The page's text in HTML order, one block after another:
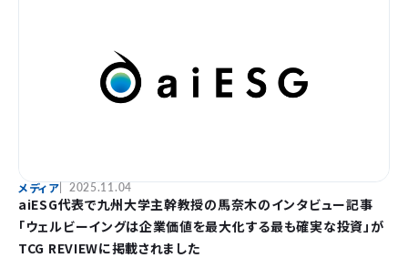
メディア 2025.11.04
aiESG代表で九州大学主幹教授の馬奈木のインタビュー記事
「ウェルビーイングは企業価値を最大化する最も確実な投資」が
TCG REVIEWに掲載されました